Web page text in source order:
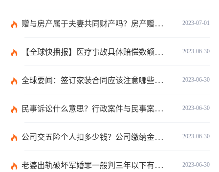
2023-07-01
赠与房产属于夫妻共同财产吗？房产赠与和过户哪个划算？
2023-06-30
【全球快播报】医疗事故具体赔偿数额是多少？医疗事故技术鉴定有什么重要性？
2023-06-30
全球要闻：签订家装合同应该注意哪些事项？签订家装合同需要房屋所有人签订吗？
2023-06-30
民事诉讼什么意思？行政案件与民事案件区别在哪？_世界通讯
2023-06-30
公司交五险个人扣多少钱？公司缴纳金额的算法是什么？|每日短讯
2023-06-30
老婆出轨破坏军婚罪一般判三年以下有期徒刑吗？